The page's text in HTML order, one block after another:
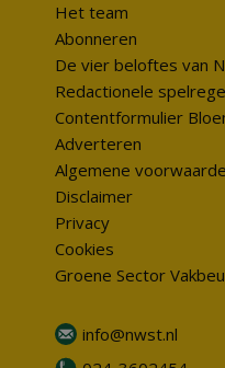
Het team
Abonneren
De vier beloftes van
Redactionele
Contentformulier
Adverteren
Algemene
Disclaimer
Privacy
Cookies
Groene Sector
info@nwst.nl